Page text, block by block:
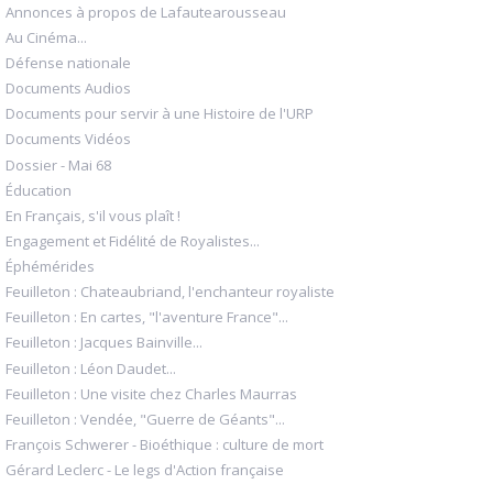
Annonces à propos de Lafautearousseau
Au Cinéma...
Défense nationale
Documents Audios
Documents pour servir à une Histoire de l'URP
Documents Vidéos
Dossier - Mai 68
Éducation
En Français, s'il vous plaît !
Engagement et Fidélité de Royalistes...
Éphémérides
Feuilleton : Chateaubriand, l'enchanteur royaliste
Feuilleton : En cartes, "l'aventure France"...
Feuilleton : Jacques Bainville...
Feuilleton : Léon Daudet...
Feuilleton : Une visite chez Charles Maurras
Feuilleton : Vendée, "Guerre de Géants"...
François Schwerer - Bioéthique : culture de mort
Gérard Leclerc - Le legs d'Action française